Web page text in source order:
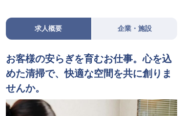
求人概要 企業・施設
お客様の安らぎを育むお仕事。心を込
めた清掃で、快適な空間を共に創りま
せんか。